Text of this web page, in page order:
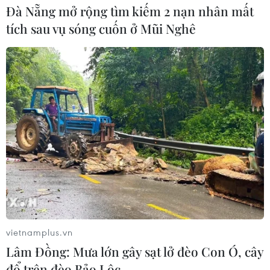
Canada, Mỹ đàm phán thỏa thuận
thương mại tạm thời nhằm hạ nhiệt
căng thẳng
07/08/2026 23:53
Tổng thống đắc cử của Colombia
Abelardo De La Espriella nhậm chức
07/08/2026 23:12
Mỹ chi hơn 2,2 tỷ USD mua thêm 4
trung tâm giam giữ người nhập cư
trái phép
Đà Nẵng mở rộng tìm kiếm 2 nạn nhân mất
tích sau vụ sóng cuốn ở Mũi Nghê
vietnamplus.vn
Lâm Đồng: Mưa lớn gây sạt lở đèo Con Ó, cây